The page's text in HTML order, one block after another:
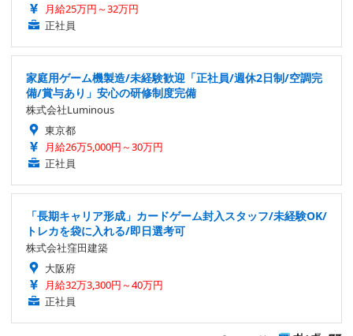
月給25万円～32万円
正社員
家庭用ゲーム機製造/未経験歓迎「正社員/週休2日制/空調完
備/賞与あり」安心の研修制度完備
株式会社Luminous
東京都
月給26万5,000円～30万円
正社員
「長期キャリア形成」カードゲーム封入スタッフ/未経験OK/
トレカを袋に入れる/即日選考可
株式会社窪田建築
大阪府
月給32万3,300円～40万円
正社員